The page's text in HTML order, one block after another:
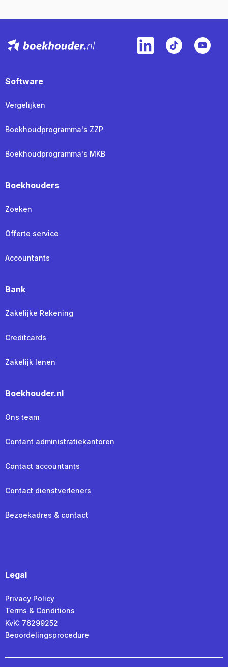
Software
Vergelijken
Boekhoudprogramma's ZZP
Boekhoudprogramma's MKB
Boekhouders
Zoeken
Offerte service
Accountants
Bank
Zakelijke Rekening
Creditcards
Zakelijk lenen
Boekhouder.nl
Ons team
Contant administratiekantoren
Contact accountants
Contact dienstverleners
Bezoekadres & contact
Legal
Privacy Policy
Terms & Conditions
KvK: 76299252
Beoordelingsprocedure